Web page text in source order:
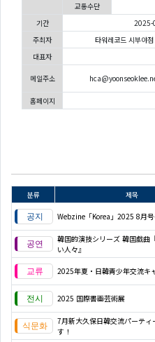
교통수단
기간
2025-
주최자
타워레코드 시부야점
대표자
메일주소
홈페이지
분류 제목
Webzine「Korea」2025 8月
韓国的演技シリーズ 韓国戯曲
い人々』
2025年夏・日韓青少年交流キ
2025 国際書画芸術展
7月新大久保日韓交流パーティ
す！